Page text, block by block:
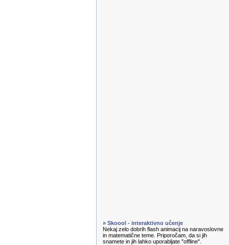
» Skoool - interaktivno učenje
Nekaj zelo dobrih flash animacij na naravoslovne
in matematične teme. Priporočam, da si jih
snamete in jih lahko uporabljate "offline".